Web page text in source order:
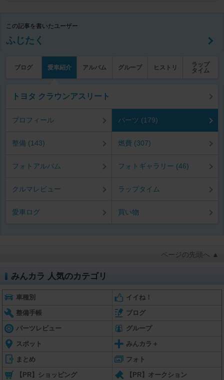
この記事を書いたユーザー
ふじたく
ブログ 愛車紹介 アルバム グループ ヒストリ
ラップ
タイム
トヨタ クラウンアスリート
プロフィール パーツ (179)
整備 (143) 燃費 (307)
フォトアルバム フォトギャラリー (46)
クルマレビュー ラップタイム
愛車ログ 買い物
ページの先頭へ ▲
みんカラ 人気のカテゴリ
車種別 イイね！
整備手帳 ブログ
パーツレビュー グループ
スポット みんカラ＋
まとめ フォト
【PR】ショッピング 【PR】オークション